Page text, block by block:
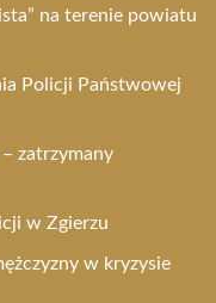
na terenie powiatu
Policji Państwowej
zatrzymany
w Zgierzu
w kryzysie